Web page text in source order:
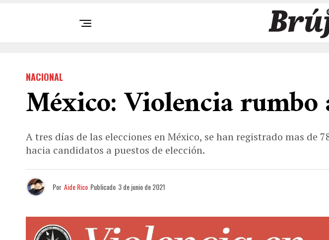
NACIONAL
México: Violencia rumbo
A tres días de las elecciones en México, se han registrado mas de
hacia candidatos a puestos de elección.
Por Aide Rico Publicado 3 de junio de 2021